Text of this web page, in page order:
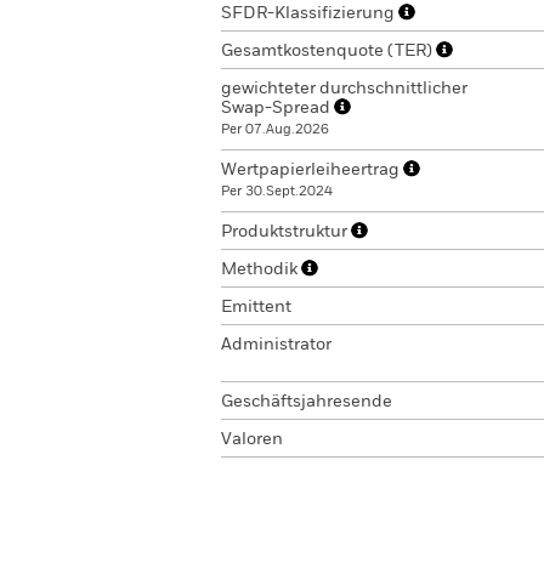
SFDR-Klassifizierung
Gesamtkostenquote (TER)
gewichteter durchschnittlicher
Swap-Spread
Per 07.Aug.2026
Wertpapierleiheertrag
Per 30.Sept.2024
Produktstruktur
Methodik
Emittent
Administrator
Geschäftsjahresende
Valoren